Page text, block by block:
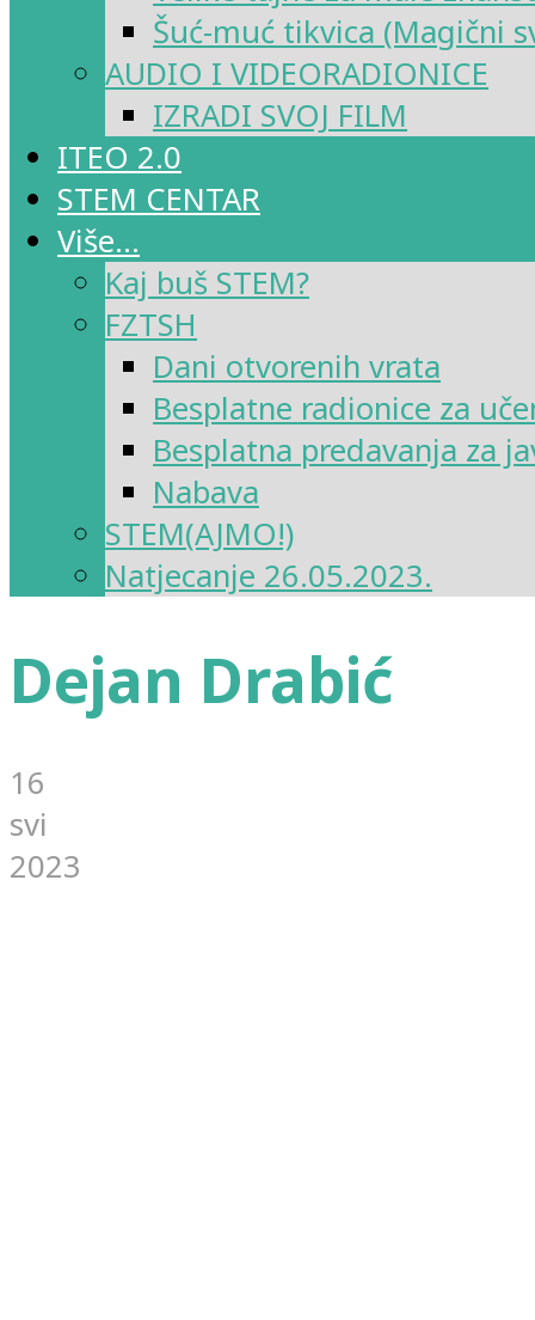
Šuć-muć tikvica (Magični
AUDIO I VIDEORADIONICE
IZRADI SVOJ FILM
ITEO 2.0
STEM CENTAR
Više…
Kaj buš STEM?
FZTSH
Dani otvorenih vrata
Besplatne radionice za
Besplatna predavanja za
Nabava
STEM(AJMO!)
Natjecanje 26.05.2023.
Dejan Drabić
16
svi
2023